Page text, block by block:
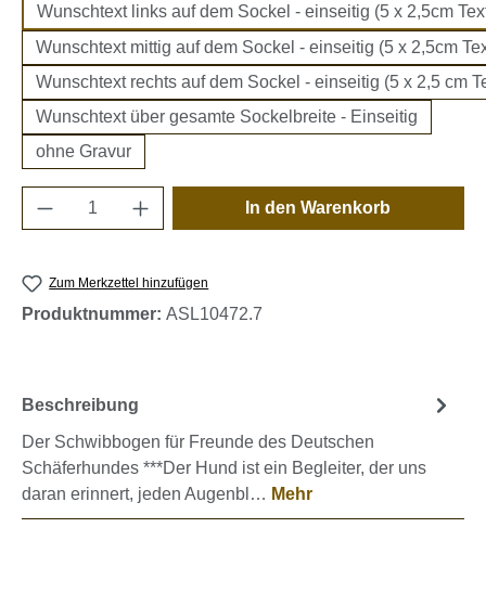
Wunschtext links auf dem Sockel - einseitig (5 x 2,5cm
Wunschtext mittig auf dem Sockel - einseitig (5 x 2,5cm
Wunschtext rechts auf dem Sockel - einseitig (5 x 2,5 cm
Wunschtext über gesamte Sockelbreite - Einseitig
ohne Gravur
Produkt Anzahl: Gib den gewünschten
In den Warenkorb
Zum Merkzettel hinzufügen
Produktnummer: ASL10472.7
Beschreibung
Der Schwibbogen für Freunde des Deutschen
Schäferhundes ***Der Hund ist ein Begleiter, der uns
daran erinnert, jeden Augenbl… Mehr